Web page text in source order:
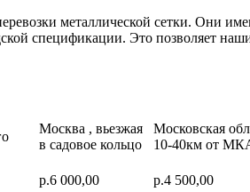
металлической сетки. Они
спецификации. Это позволяет
Москва , вьезжая
в садовое кольцо
Московская
10-40км от
р.6 000,00 р.4 500,00